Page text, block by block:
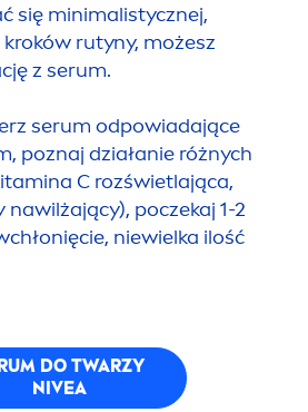
się minimalistycznej,
kroków rutyny, możesz
z serum.
serum odpowiadające
poznaj działanie różnych
C rozświetlająca,
poczekaj 1-2
niewielka ilość
DO TWARZY
NIVEA